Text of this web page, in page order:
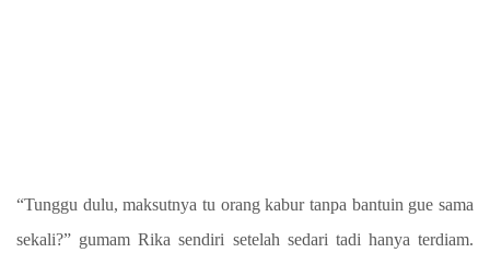
“Tunggu dulu, maksutnya tu orang kabur tanpa bantuin gue sama
sekali?” gumam Rika sendiri setelah sedari tadi hanya terdiam.